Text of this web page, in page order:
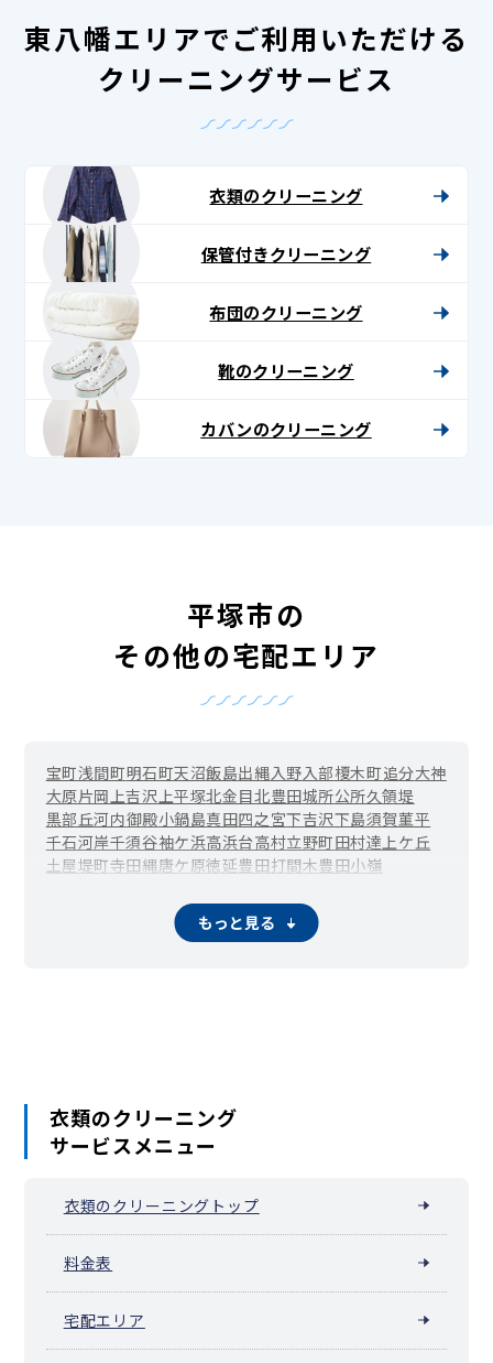
東八幡エリアでご利用いただける
クリーニングサービス
衣類のクリーニング
保管付きクリーニング
布団のクリーニング
靴のクリーニング
カバンのクリーニング
平塚市の
その他の宅配エリア
宝町浅間町明石町天沼飯島出縄入野入部榎木町追分大神
大原片岡 上吉沢 上平塚北金目北豊田城所公所久領堤
黒部丘河内御殿小鍋島真田四之宮下吉沢下島須賀菫平
千石河岸千須谷袖ケ浜高浜台高村立野町田村達上ケ丘
土屋堤町寺田縄唐ケ原徳延豊田打間木豊田小嶺
撫子原西真土西八幡虹ケ浜
東真土 東豊田東中原 日向岡
もっと見る
衣類のクリーニング
サービスメニュー
衣類のクリーニングトップ
料金表
宅配エリア